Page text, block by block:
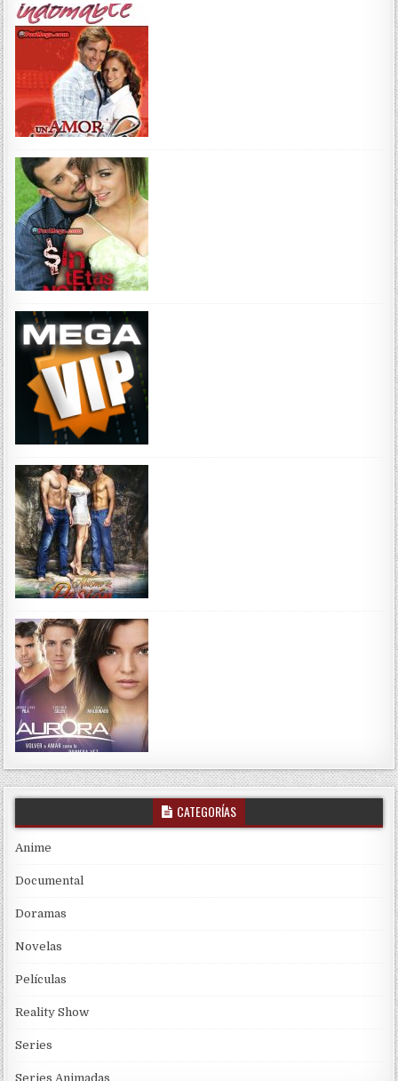
CATEGORÍAS
Anime
Documental
Doramas
Novelas
Películas
Reality Show
Series
Series Animadas